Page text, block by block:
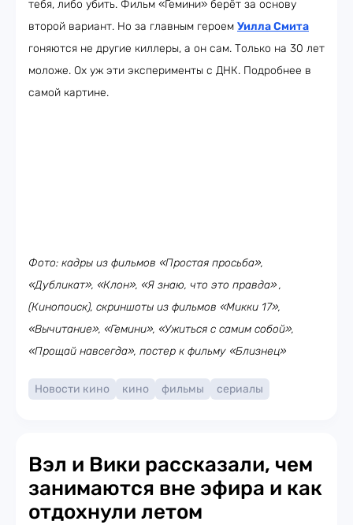
тебя, либо убить. Фильм «Гемини» берёт за основу
второй вариант. Но за главным героем Уилла Смита
гоняются не другие киллеры, а он сам. Только на 30 лет
моложе. Ох уж эти эксперименты с ДНК. Подробнее в
самой картине.
Фото: кадры из фильмов «Простая просьба»,
«Дубликат», «Клон», «Я знаю, что это правда»,
(Кинопоиск), скриншоты из фильмов «Микки 17»,
«Вычитание», «Гемини», «Ужиться с самим собой»,
«Прощай навсегда», постер к фильму «Близнец»
Новости кино кино фильмы сериалы
Вэл и Вики рассказали, чем
занимаются вне эфира и как
отдохнули летом